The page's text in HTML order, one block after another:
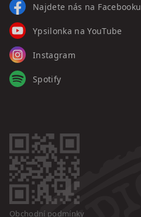
Najdete nás na Facebooku
Ypsilonka na YouTube
Instagram
Spotify
Obchodní podmínky